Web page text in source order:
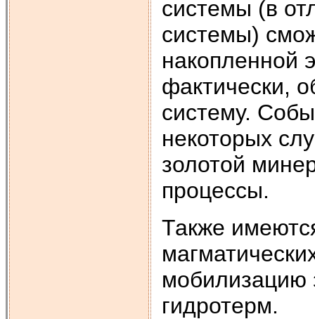
системы (в
системы)
накопленной
фактически,
систему.
некоторых
золотой
процессы.
Также
мобилизацию
гидротерм.